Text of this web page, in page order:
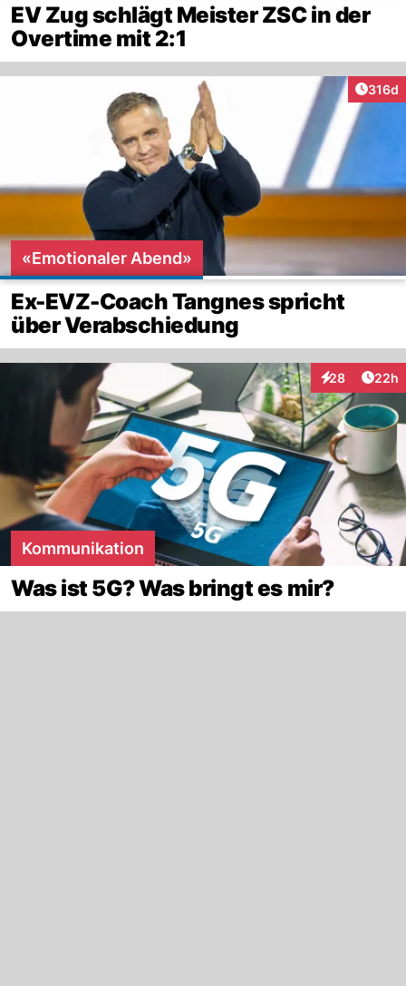
EV Zug schlägt Meister ZSC in der
Overtime mit 2:1
316d
«Emotionaler Abend»
Ex-EVZ-Coach Tangnes spricht
über Verabschiedung
28
Interaktionen
22h
Kommunikation
Was ist 5G? Was bringt es mir?